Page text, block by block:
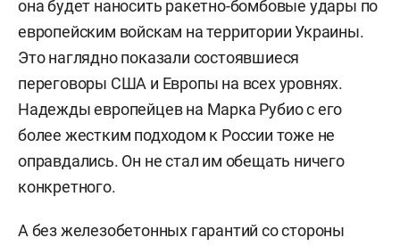
она будет наносить ракетно-бомбовые удары по
европейским войскам на территории Украины.
Это наглядно показали состоявшиеся
переговоры США и Европы на всех уровнях.
Надежды европейцев на Марка Рубио с его
более жестким подходом к России тоже не
оправдались. Он не стал им обещать ничего
конкретного.
А без железобетонных гарантий со стороны